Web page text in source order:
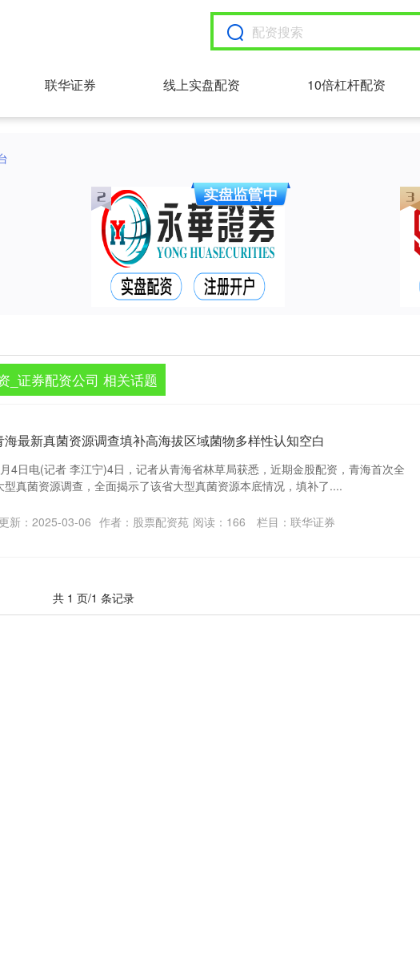
联华证券 线上实盘配资 10倍杠杆配资
_证券配资公司 相关话题
海最新真菌资源调查填补高海拔区域菌物多样性认知空白
4日电(记者 李江宁)4日，记者从青海省林草局获悉，近期金股配资，青海首次全
型真菌资源调查，全面揭示了该省大型真菌资源本底情况，填补了....
更新：2025-03-06 作者：股票配资苑 阅读： 166 栏目： 联华证券
共 1 页/1 条记录